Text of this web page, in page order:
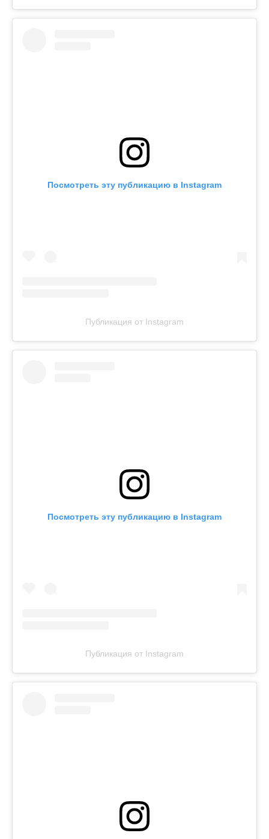
Посмотреть эту публикацию в Instagram
Публикация от Instagram
Посмотреть эту публикацию в Instagram
Публикация от Instagram